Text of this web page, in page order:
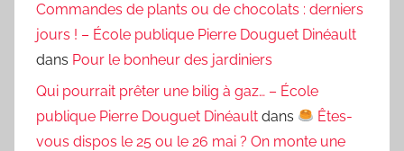
Commandes de plants ou de chocolats : derniers
jours ! – École publique Pierre Douguet Dinéault
dans Pour le bonheur des jardiniers
Qui pourrait prêter une bilig à gaz… – École
publique Pierre Douguet Dinéault dans
Êtes-
vous dispos le 25 ou le 26 mai ? On monte une